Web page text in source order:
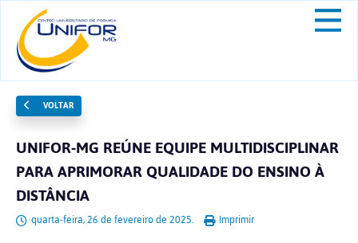
VOLTAR
UNIFOR-MG REÚNE EQUIPE MULTIDISCIPLINAR
PARA APRIMORAR QUALIDADE DO ENSINO À
DISTÂNCIA
quarta-feira, 26 de fevereiro de 2025. Imprimir